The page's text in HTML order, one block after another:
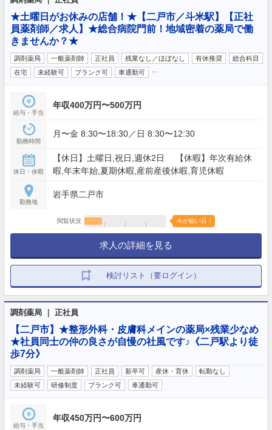
★土曜日がお休みの店舗！★【二戸市／斗米駅】【正社
員薬剤師／求人】★総合病院門前！地域密着の薬局で働
きませんか？★
調剤薬局 一般薬剤師 正社員 残業なし／ほぼなし 有休推奨
総合科目
在宅
未経験可 ブランク可 車通勤可
給与・手当
年収400万円〜500万円
勤務時間
月〜金 8:30〜18:30／日 8:30〜12:30
休日・休暇
【休日】土曜日,祝日,週休2日 【休暇】年次有給休
暇,年末年始,夏期休暇,産前産後休暇,育児休暇
勤務地
岩手県二戸市
閲覧状況 今が狙い目！
求人の詳細を見る
検討リスト（要ログイン）
調剤薬局 ｜ 正社員
【二戸市】★整形外科・皮膚科メインの薬局×残業少なめ
★社員同士の仲の良さが自慢の社風です♪《二戸駅より徒
歩7分》
調剤薬局 一般薬剤師 正社員 新卒可 産休・育休
転勤なし
未経験可
研修制度 ブランク可 車通勤可
給与・手当
年収450万円〜600万円